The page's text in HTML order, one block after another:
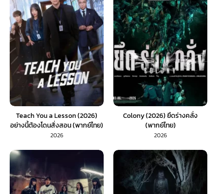
Teach You a Lesson (2026)
อย่างนี้ต้องโดนสั่งสอน (พากย์ไทย)
EP.1-10
2026
Colony (2026) ยึดร่างคลั่ง
(พากย์ไทย)
2026